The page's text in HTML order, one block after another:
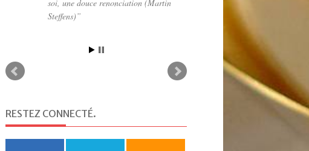
soi, une douce renonciation (Martin
Steffens)
RESTEZ CONNECTÉ.